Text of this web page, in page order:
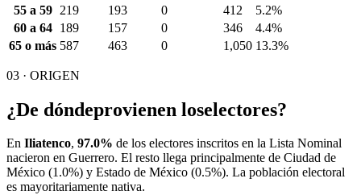
55 a 59
219 193 0 412
5.2%
60 a 64
189 157 0 346
4.4%
65 o más 587 463 0 1,050 13.3%
03 · ORIGEN
¿De dóndeprovienen loselectores?
En Iliatenco, 97.0% de los electores inscritos en la Lista Nominal
nacieron en Guerrero. El resto llega principalmente de Ciudad de
México (1.0%) y Estado de México (0.5%). La población electoral
es mayoritariamente nativa.